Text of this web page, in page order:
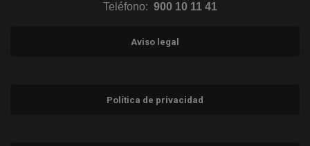
Teléfono: 900 10 11 41
Aviso legal
Política de privacidad